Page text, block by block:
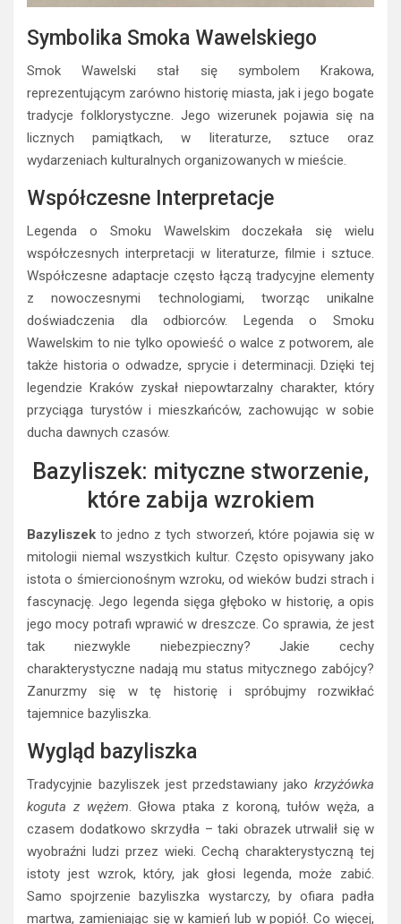
Symbolika Smoka Wawelskiego
Smok Wawelski stał się symbolem Krakowa,
reprezentującym zarówno historię miasta, jak i jego bogate
tradycje folklorystyczne. Jego wizerunek pojawia się na
licznych pamiątkach, w literaturze, sztuce oraz
wydarzeniach kulturalnych organizowanych w mieście.
Współczesne Interpretacje
Legenda o Smoku Wawelskim doczekała się wielu
współczesnych interpretacji w literaturze, filmie i sztuce.
Współczesne adaptacje często łączą tradycyjne elementy
z nowoczesnymi technologiami, tworząc unikalne
doświadczenia dla odbiorców. Legenda o Smoku
Wawelskim to nie tylko opowieść o walce z potworem, ale
także historia o odwadze, sprycie i determinacji. Dzięki tej
legendzie Kraków zyskał niepowtarzalny charakter, który
przyciąga turystów i mieszkańców, zachowując w sobie
ducha dawnych czasów.
Bazyliszek: mityczne stworzenie,
które zabija wzrokiem
Bazyliszek to jedno z tych stworzeń, które pojawia się w
mitologii niemal wszystkich kultur. Często opisywany jako
istota o śmiercionośnym wzroku, od wieków budzi strach i
fascynację. Jego legenda sięga głęboko w historię, a opis
jego mocy potrafi wprawić w dreszcze. Co sprawia, że jest
tak niezwykle niebezpieczny? Jakie cechy
charakterystyczne nadają mu status mitycznego zabójcy?
Zanurzmy się w tę historię i spróbujmy rozwikłać
tajemnice bazyliszka.
Wygląd bazyliszka
Tradycyjnie bazyliszek jest przedstawiany jako krzyżówka
koguta z wężem. Głowa ptaka z koroną, tułów węża, a
czasem dodatkowo skrzydła – taki obrazek utrwalił się w
wyobraźni ludzi przez wieki. Cechą charakterystyczną tej
istoty jest wzrok, który, jak głosi legenda, może zabić.
Samo spojrzenie bazyliszka wystarczy, by ofiara padła
martwa, zamieniając się w kamień lub w popiół. Co więcej,